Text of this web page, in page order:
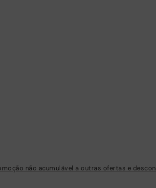
não acumulável a outras ofertas e